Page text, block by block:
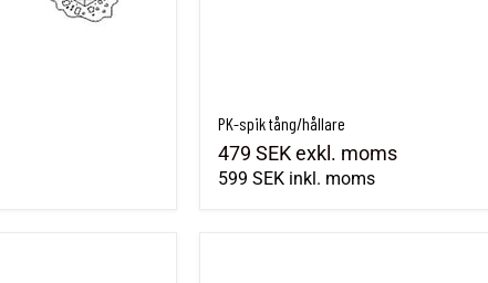
PK-spik tång/hållare
479 SEKexkl. moms
599 SEKinkl. moms